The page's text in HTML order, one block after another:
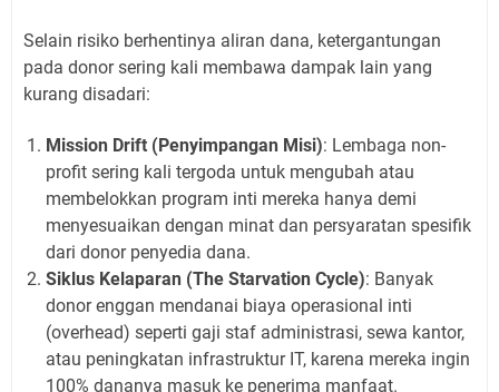
Selain risiko berhentinya aliran dana, ketergantungan
pada donor sering kali membawa dampak lain yang
kurang disadari:
Mission Drift (Penyimpangan Misi): Lembaga non-
profit sering kali tergoda untuk mengubah atau
membelokkan program inti mereka hanya demi
menyesuaikan dengan minat dan persyaratan spesifik
dari donor penyedia dana.
Siklus Kelaparan (The Starvation Cycle): Banyak
donor enggan mendanai biaya operasional inti
(overhead) seperti gaji staf administrasi, sewa kantor,
atau peningkatan infrastruktur IT, karena mereka ingin
100% dananya masuk ke penerima manfaat.